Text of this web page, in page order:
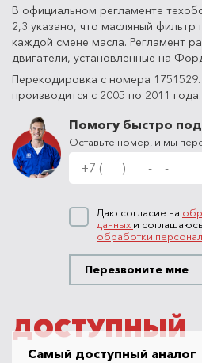
В официальном регламенте
2,3 указано, что масляный
каждой смене масла. Регламент
двигатели, установленные на
Перекодировка с номера
производится с 2005 по 2011 года.
Помогу быстро
Оставьте номер, и мы
Даю согласие на
данных и
обработки
Перезвоните мне
ДОСТУПНЫЙ
Самый доступный аналог